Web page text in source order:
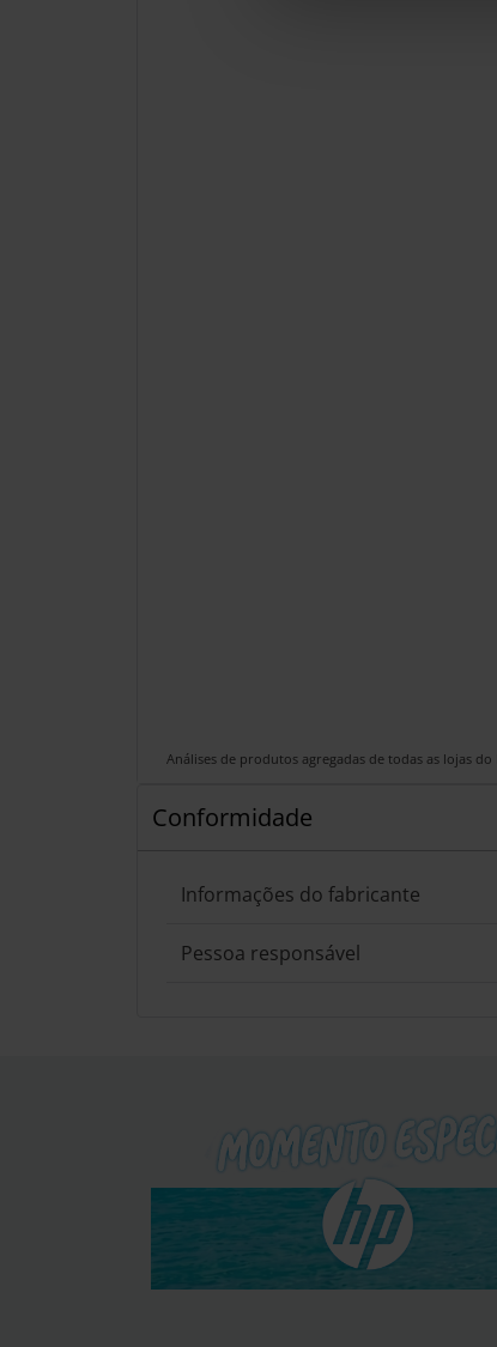
Análises de produtos agregadas de todas as lojas
Conformidade
Informações do fabricante
Pessoa responsável